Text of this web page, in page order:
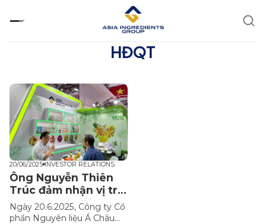
đến
HĐQT
20/06/2025 INVESTOR RELATIONS
Ông Nguyễn Thiên
Trúc đảm nhận vị trí
Chủ tịch HĐQT AIG
Ngày 20.6.2025, Công ty Cổ
phần Nguyên liệu Á Châu